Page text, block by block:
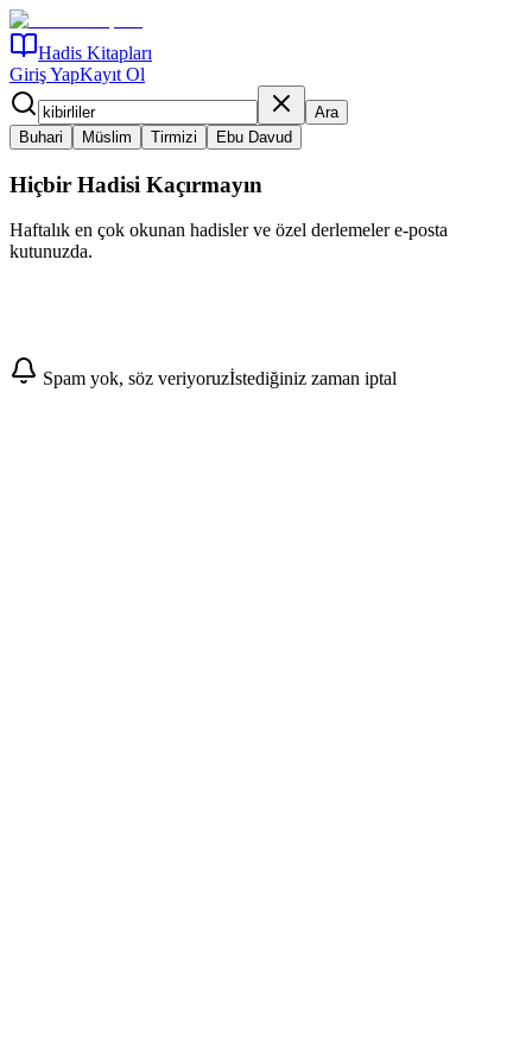
Hadis Kitapları
Giriş YapKayıt Ol
Ara
Buhari
Müslim Tirmizi Ebu Davud
Hiçbir Hadisi Kaçırmayın
Haftalık en çok okunan hadisler ve özel derlemeler e-posta
kutunuzda.
Abone Ol
Spam yok, söz veriyoruzİstediğiniz zaman iptal